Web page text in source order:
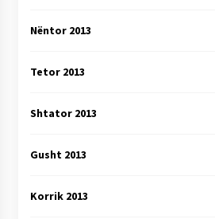
Nëntor 2013
Tetor 2013
Shtator 2013
Gusht 2013
Korrik 2013